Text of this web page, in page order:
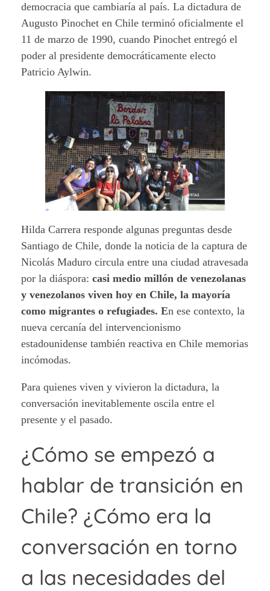
democracia que cambiaría al país. La dictadura de
Augusto Pinochet en Chile terminó oficialmente el
11 de marzo de 1990, cuando Pinochet entregó el
poder al presidente democráticamente electo
Patricio Aylwin.
Hilda Carrera responde algunas preguntas desde
Santiago de Chile, donde la noticia de la captura de
Nicolás Maduro circula entre una ciudad atravesada
por la diáspora: casi medio millón de venezolanas
y venezolanos viven hoy en Chile, la mayoría
como migrantes o refugiades. En ese contexto, la
nueva cercanía del intervencionismo
estadounidense también reactiva en Chile memorias
incómodas.
Para quienes viven y vivieron la dictadura, la
conversación inevitablemente oscila entre el
presente y el pasado.
¿Cómo se empezó a
hablar de transición en
Chile? ¿Cómo era la
conversación en torno
a las necesidades del